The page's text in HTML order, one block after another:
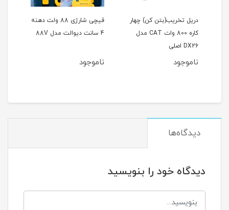
دریل تخریب(بتن کن) چهار
کاره 800 وات CAT مدل
DX26 اصلی
ناموجود
قیچی شارژی 88 ولت دهنه
4 سانت دیوالت مدل 88V
ناموجود
دیدگاه‌ها
دیدگاه خود را بنویسید